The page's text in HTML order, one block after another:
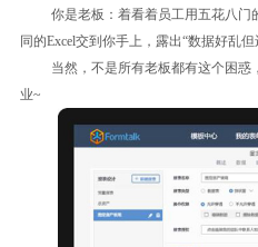
你是老板：着看着员工用五花八门
同的Excel交到你手上，露出“数据好乱但
当然，不是所有老板都有这个困惑
业~